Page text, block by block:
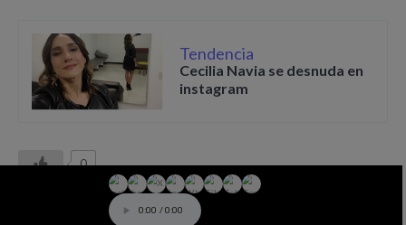
Tendencia
Cecilia Navia se desnuda en
instagram
0